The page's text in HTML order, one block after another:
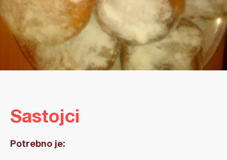
Sastojci
Potrebno je: